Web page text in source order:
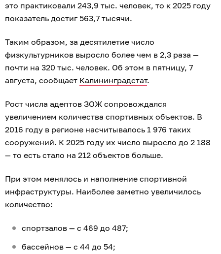
это практиковали 243,9 тыс. человек, то к 2025 году
показатель достиг 563,7 тысячи.
Таким образом, за десятилетие число
физкультурников выросло более чем в 2,3 раза —
почти на 320 тыс. человек. Об этом в пятницу, 7
августа, сообщает Калининградстат.
Рост числа адептов ЗОЖ сопровождался
увеличением количества спортивных объектов. В
2016 году в регионе насчитывалось 1 976 таких
сооружений. К 2025 году их число выросло до 2 188
— то есть стало на 212 объектов больше.
При этом менялось и наполнение спортивной
инфраструктуры. Наиболее заметно увеличилось
количество:
спортзалов — с 469 до 487;
бассейнов — с 44 до 54;